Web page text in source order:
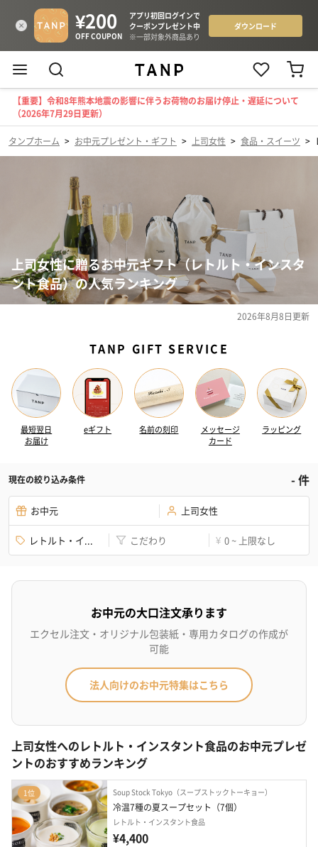
【重要】令和8年熊本地震の影響に伴うお荷物のお届け停止・遅延について
（2026年7月29日更新）
タンプホーム > お中元プレゼント・ギフト > 上司女性 > 食品・スイーツ >
上司女性に贈るお中元ギフト（レトルト・インスタ
ント食品）の人気ランキング
2026年8月8日更新
TANP GIFT SERVICE
最短翌日
お届け
eギフト 名前の刻印
メッセージ
カード
ラッピング
現在の絞り込み条件 -件
お中元 上司女性
レトルト・イ... こだわり ¥ 0 ~ 上限なし
お中元の大口注文承ります
エクセル注文・オリジナル包装紙・専用カタログの作成が
可能
法人向けのお中元特集はこちら
上司女性へのレトルト・インスタント食品のお中元プレゼ
ントのおすすめランキング
1位 Soup Stock Tokyo（スープストックトーキョー）
冷温7種の夏スープセット（7個）
レトルト・インスタント食品
¥4,400